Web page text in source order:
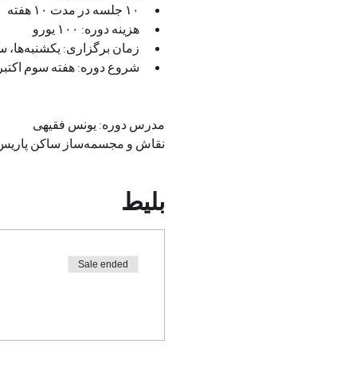
۱۰ جلسه در مدت ۱۰ هفته
هزینه دوره: ۱۰۰ یورو
زمان برگزاری: یکشنبه‌ها، ساعت ۱۲:۰۰ تا ۱۳:۰۰ به وقت پاریس
شروع دوره: هفته سوم اکتبر
مدرس دوره: یونس فقیهی
نقاش و مجسمه‌ساز ساکن پاریس
بلیط
Sale ended